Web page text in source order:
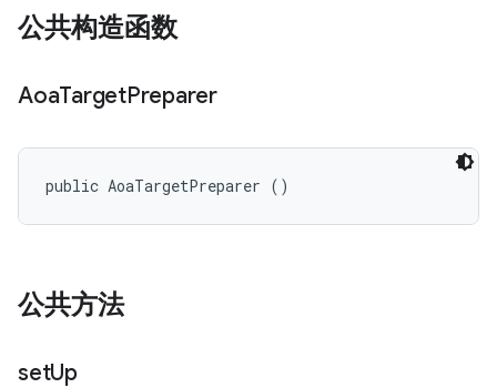
公共构造函数
AoaTargetPreparer
public AoaTargetPreparer ()
公共方法
setUp